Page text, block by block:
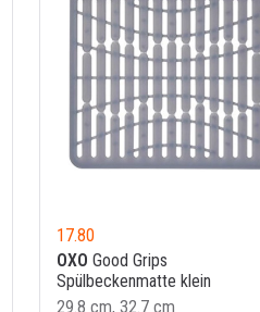
17.80
OXO Good Grips
Spülbeckenmatte klein
29.8 cm, 32.7 cm